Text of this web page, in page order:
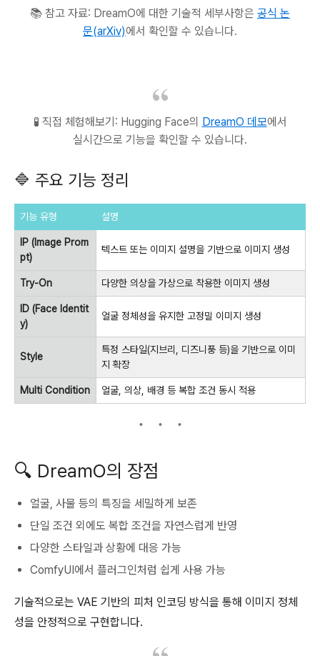
📚 참고 자료: DreamO에 대한 기술적 세부사항은 공식 논
문(arXiv)에서 확인할 수 있습니다.
🧪 직접 체험해보기: Hugging Face의 DreamO 데모에서
실시간으로 기능을 확인할 수 있습니다.
🔷 주요 기능 정리
기능 유형 설명
IP (Image Prom
pt)
텍스트 또는 이미지 설명을 기반으로 이미지 생성
Try-On 다양한 의상을 가상으로 착용한 이미지 생성
ID (Face Identit
y)
얼굴 정체성을 유지한 고정밀 이미지 생성
Style
특정 스타일(지브리, 디즈니풍 등)을 기반으로 이미
지 확장
Multi Condition 얼굴, 의상, 배경 등 복합 조건 동시 적용
🔍 DreamO의 장점
얼굴, 사물 등의 특징을 세밀하게 보존
단일 조건 외에도 복합 조건을 자연스럽게 반영
다양한 스타일과 상황에 대응 가능
ComfyUI에서 플러그인처럼 쉽게 사용 가능
기술적으로는 VAE 기반의 피처 인코딩 방식을 통해 이미지 정체
성을 안정적으로 구현합니다.